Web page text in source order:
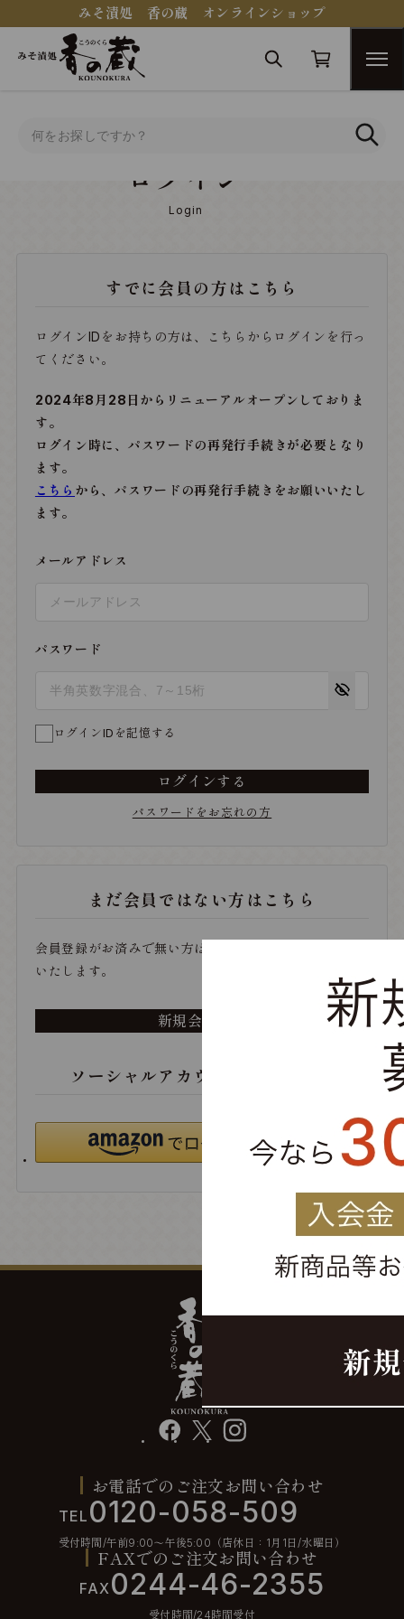
みそ漬処 香の蔵 オンラインショップ
ログイン
Login
すでに会員の方はこちら
ログインIDをお持ちの方は、こちらからログインを行っ
てください。
2024年8月28日からリニューアルオープンしておりま
す。
ログイン時に、パスワードの再発行手続きが必要となり
ます。
こちら から、パスワードの再発行手続きをお願いいたし
ます。
メールアドレス
パスワード
ログインIDを記憶する
ログインする
パスワードをお忘れの方
まだ会員ではない方はこちら
会員登録がお済みで無い方は、こちらから登録をお願い
いたします。
新規会員登録
ソーシャルアカウントでログイン
facebook instagram
お電話でのご注文お問い合わせ
TEL 0120-058-509
受付時間/午前9:00〜午後5:00（店休日：1月1日/水曜日）
FAXでのご注文お問い合わせ
FAX0244-46-2355
受付時間/24時間受付